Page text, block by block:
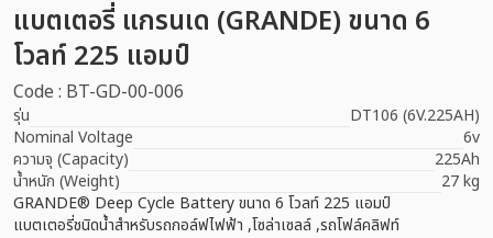
แบตเตอรี่ แกรนเด (GRANDE) ขนาด 6
โวลท์ 225 แอมป์
Code : BT-GD-00-006
รุ่น
DT106 (6V.225AH)
Nominal Voltage
6v
ความจุ (Capacity)
225Ah
น้ำหนัก (Weight)
27 kg
GRANDE® Deep Cycle Battery ขนาด 6 โวลท์ 225 แอมป์
แบตเตอรี่ชนิดน้ำสำหรับรถกอล์ฟไฟฟ้า ,โซล่าเซลล์ ,รถโฟล์คลิฟท์